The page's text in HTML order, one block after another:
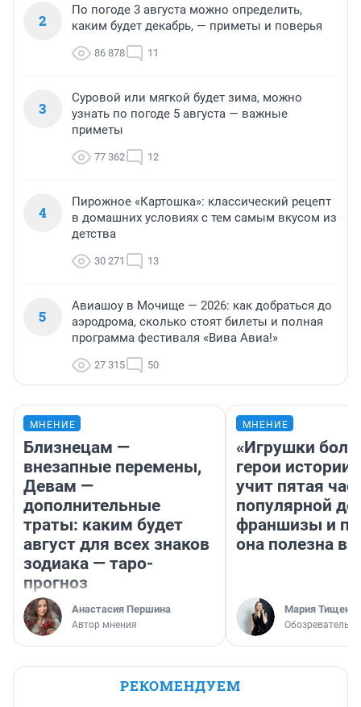
2
По погоде 3 августа можно определить,
каким будет декабрь, — приметы и поверья
86 878 11
3
Суровой или мягкой будет зима, можно
узнать по погоде 5 августа — важные
приметы
77 362 12
4
Пирожное «Картошка»: классический рецепт
в домашних условиях с тем самым вкусом из
детства
30 271 13
5
Авиашоу в Мочище — 2026: как добраться до
аэродрома, сколько стоят билеты и полная
программа фестиваля «Вива Авиа!»
27 315 50
МНЕНИЕ
Близнецам —
внезапные перемены,
Девам —
дополнительные
траты: каким будет
август для всех знаков
зодиака — таро-
прогноз
Анастасия Першина
Автор мнения
МНЕНИЕ
«Игрушки
герои
учит пятая
популярной
франшизы и
она полезна
Мария Тищенко
Обозреватель
РЕКОМЕНДУЕМ